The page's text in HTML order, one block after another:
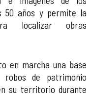
50 años y permite la
localizar obras
en marcha una base
de patrimonio
su territorio durante